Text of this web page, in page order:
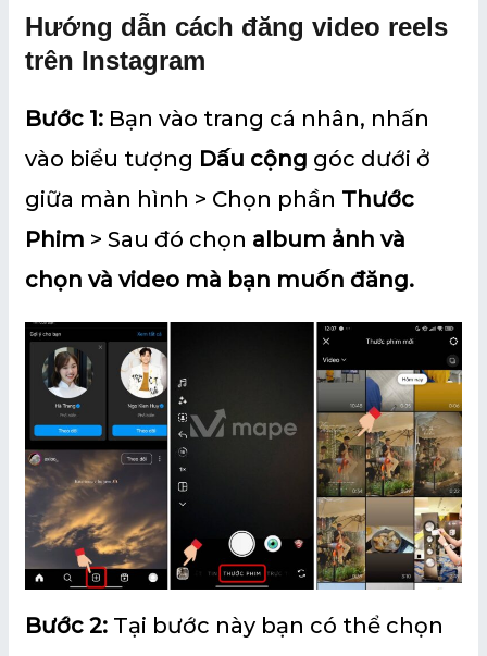
Hướng dẫn cách đăng video reels
trên Instagram
Bước 1:Bạn vào trang cá nhân, nhấn
vào biểu tượng Dấu cộng góc dưới ở
giữa màn hình > Chọn phần Thước
Phim > Sau đó chọn album ảnh và
chọn và video mà bạn muốn đăng.
Bước 2:Tại bước này bạn có thể chọn